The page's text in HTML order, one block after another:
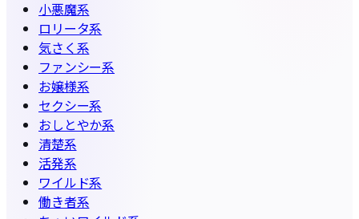
小悪魔系
ロリータ系
気さく系
ファンシー系
お嬢様系
セクシー系
おしとやか系
清楚系
活発系
ワイルド系
働き者系